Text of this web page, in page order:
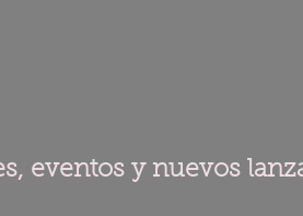
eventos y nuevos